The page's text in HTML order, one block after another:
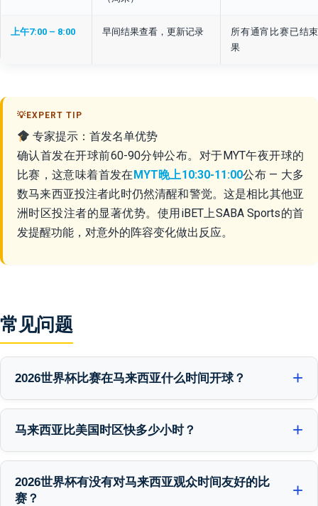
上午7:00 – 8:00 早间结果查看，更新记录
所有通宵比赛已结
果
专家提示：首发名单优势
确认首发在开球前60-90分钟公布。对于MYT午夜开球的
比赛，这意味着首发在MYT晚上10:30-11:00公布 — 大多
数马来西亚投注者此时仍然清醒和警觉。这是相比其他亚
洲时区投注者的显著优势。使用iBET上SABA Sports的首
发提醒功能，对意外的阵容变化做出反应。
常见问题
2026世界杯比赛在马来西亚什么时间开球？
大多数2026世界杯比赛将在马来西亚时间（GMT+8）晚上8:00至凌
晨5:00之间开球。东部时区场馆（纽约、迈阿密、亚特兰大、费
馆晚一小时，太平洋时区场馆在MYT凌晨2-5点开球。
马来西亚比美国时区快多少小时？
在美国夏令时期间，马来西亚比东部时间（ET）快12小时，比中部
时间（CT）快13小时，比太平洋时间（PT）快15小时。对于墨西哥
中部标准时间（CST），马来西亚快14小时。
2026世界杯有没有对马来西亚观众时间友好的比
赛？